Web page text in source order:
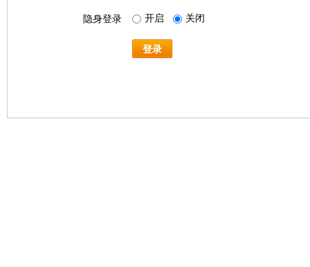
隐身登录 开启 关闭
登录